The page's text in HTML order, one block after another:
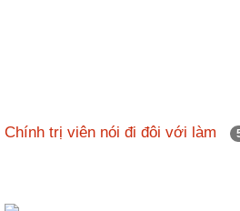
Chính trị viên nói đi đôi với làm